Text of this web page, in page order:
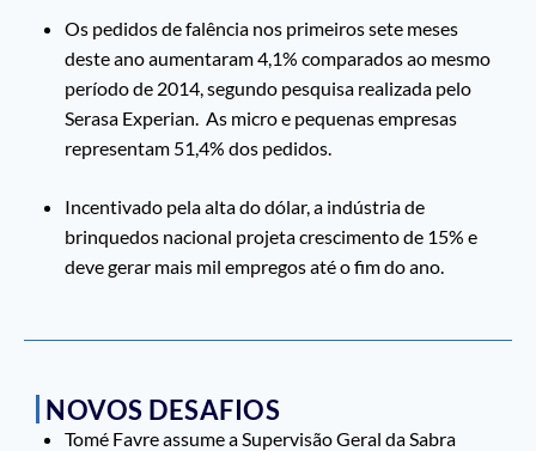
Os pedidos de falência nos primeiros sete meses
deste ano aumentaram 4,1% comparados ao mesmo
período de 2014, segundo pesquisa realizada pelo
Serasa Experian. As micro e pequenas empresas
representam 51,4% dos pedidos.
Incentivado pela alta do dólar, a indústria de
brinquedos nacional projeta crescimento de 15% e
deve gerar mais mil empregos até o fim do ano.
NOVOS DESAFIOS
Tomé Favre assume a Supervisão Geral da Sabra